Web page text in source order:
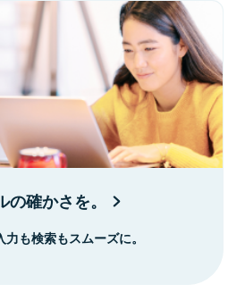
確かさを。
も検索もスムーズに。